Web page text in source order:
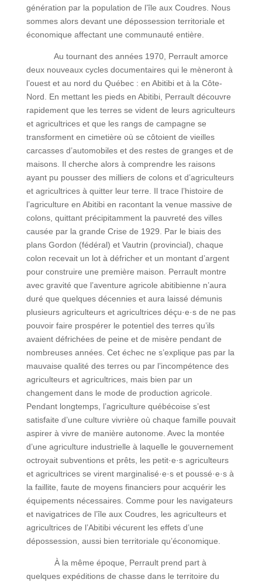
génération par la population de l’île aux Coudres. Nous
sommes alors devant une dépossession territoriale et
économique affectant une communauté entière.
Au tournant des années 1970, Perrault amorce
deux nouveaux cycles documentaires qui le mèneront à
l’ouest et au nord du Québec : en Abitibi et à la Côte-
Nord. En mettant les pieds en Abitibi, Perrault découvre
rapidement que les terres se vident de leurs agriculteurs
et agricultrices et que les rangs de campagne se
transforment en cimetière où se côtoient de vieilles
carcasses d’automobiles et des restes de granges et de
maisons. Il cherche alors à comprendre les raisons
ayant pu pousser des milliers de colons et d’agriculteurs
et agricultrices à quitter leur terre. Il trace l’histoire de
l’agriculture en Abitibi en racontant la venue massive de
colons, quittant précipitamment la pauvreté des villes
causée par la grande Crise de 1929. Par le biais des
plans Gordon (fédéral) et Vautrin (provincial), chaque
colon recevait un lot à défricher et un montant d’argent
pour construire une première maison. Perrault montre
avec gravité que l’aventure agricole abitibienne n’aura
duré que quelques décennies et aura laissé démunis
plusieurs agriculteurs et agricultrices déçu·e·s de ne pas
pouvoir faire prospérer le potentiel des terres qu’ils
avaient défrichées de peine et de misère pendant de
nombreuses années. Cet échec ne s’explique pas par la
mauvaise qualité des terres ou par l’incompétence des
agriculteurs et agricultrices, mais bien par un
changement dans le mode de production agricole.
Pendant longtemps, l’agriculture québécoise s’est
satisfaite d’une culture vivrière où chaque famille pouvait
aspirer à vivre de manière autonome. Avec la montée
d’une agriculture industrielle à laquelle le gouvernement
octroyait subventions et prêts, les petit·e·s agriculteurs
et agricultrices se virent marginalisé·e·s et poussé·e·s à
la faillite, faute de moyens financiers pour acquérir les
équipements nécessaires. Comme pour les navigateurs
et navigatrices de l’île aux Coudres, les agriculteurs et
agricultrices de l’Abitibi vécurent les effets d’une
dépossession, aussi bien territoriale qu’économique.
À la même époque, Perrault prend part à
quelques expéditions de chasse dans le territoire du